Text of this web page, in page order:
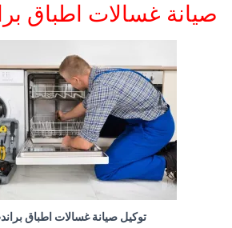
صيانة غسالات اطباق
توكيل صيانة غسالات اطباق